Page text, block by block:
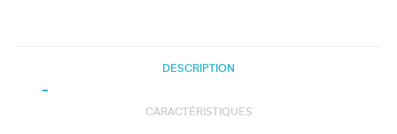
DESCRIPTION
CARACTÉRISTIQUES